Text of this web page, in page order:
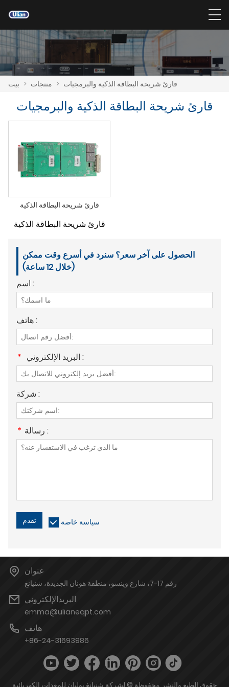
بيت > منتجات > قارئ شريحة البطاقة الذكية والبرمجيات
قارئ شريحة البطاقة الذكية والبرمجيات
قارئ شريحة البطاقة الذكية
قارئ شريحة البطاقة الذكية
الحصول على آخر سعر؟ سنرد في أسرع وقت ممكن
(خلال 12 ساعة)
اسم :
هاتف :
* البريد الإلكتروني :
شركة :
* رسالة :
تقدم سياسة خاصة
عنوان
رقم 17-7، شارع وينسو، منطقة هونان الجديدة، شنيانغ
البريدالإلكتروني
emma@ulianeqpt.com
هاتف
+86-24-31693986